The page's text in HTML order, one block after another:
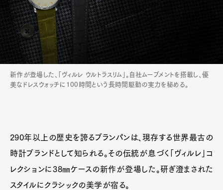
新作が登場した、「ヴィルレ ウルトラスリム」。自社ムーブメントを搭載し、優
美なドレスウォッチに100時間という長時間駆動の実力を秘める。
290年以上の歴史を誇るブランパンは、現存する世界最古の
時計ブランドとして知られる。その伝統が息づく「ヴィルレ」コ
レクションに38㎜ケースの新作が登場した。研ぎ澄まされた
スタイルにクラシックの美学が宿る。